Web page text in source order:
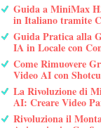
Guida a MiniMax
in Italiano tramite
Guida Pratica alla
IA in Locale con
Come Rimuovere
Video AI con
La Rivoluzione di
AI: Creare Video
Rivoluziona il